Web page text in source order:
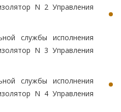
N 2 Управления
службы исполнения
N 3 Управления
службы исполнения
N 4 Управления